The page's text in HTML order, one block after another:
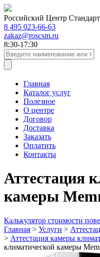
Российский Центр
8 495 023-66-63
zakaz@roscsm.ru
8:30-17:30
Главная
Каталог услуг
Полезное
О центре
Договор
Доставка
Заказать
Оплатить
Контакты
Аттестация
камеры
Калькулятор стоимости
Главная > Услуги >
> Аттестация камеры
климатической камеры